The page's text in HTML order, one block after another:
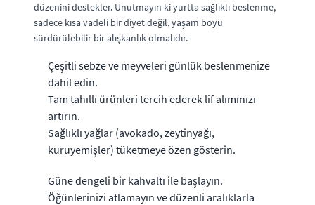
düzenini destekler. Unutmayın ki yurtta sağlıklı beslenme,
sadece kısa vadeli bir diyet değil, yaşam boyu
sürdürülebilir bir alışkanlık olmalıdır.
Çeşitli sebze ve meyveleri günlük beslenmenize
dahil edin.
Tam tahıllı ürünleri tercih ederek lif alımınızı
artırın.
Sağlıklı yağlar (avokado, zeytinyağı,
kuruyemişler) tüketmeye özen gösterin.
Güne dengeli bir kahvaltı ile başlayın.
Öğünlerinizi atlamayın ve düzenli aralıklarla